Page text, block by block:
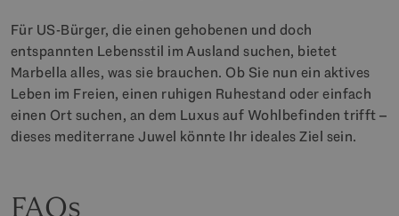
Für US-Bürger, die einen gehobenen und doch
entspannten Lebensstil im Ausland suchen, bietet
Marbella alles, was sie brauchen. Ob Sie nun ein aktives
Leben im Freien, einen ruhigen Ruhestand oder einfach
einen Ort suchen, an dem Luxus auf Wohlbefinden trifft –
dieses mediterrane Juwel könnte Ihr ideales Ziel sein.
FAQs